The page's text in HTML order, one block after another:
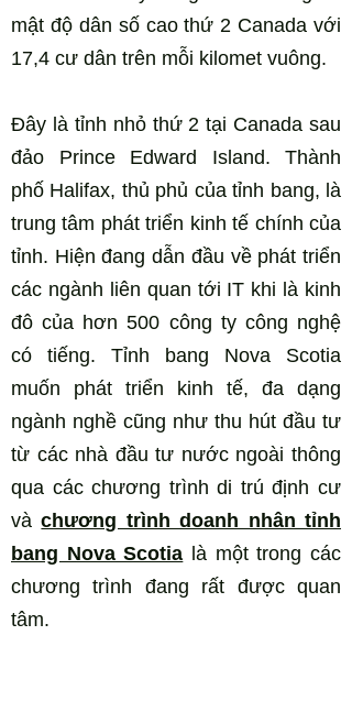
mật độ dân số cao thứ 2 Canada với
17,4 cư dân trên mỗi kilomet vuông.
Đây là tỉnh nhỏ thứ 2 tại Canada sau
đảo Prince Edward Island. Thành
phố Halifax, thủ phủ của tỉnh bang, là
trung tâm phát triển kinh tế chính của
tỉnh. Hiện đang dẫn đầu về phát triển
các ngành liên quan tới IT khi là kinh
đô của hơn 500 công ty công nghệ
có tiếng. Tỉnh bang Nova Scotia
muốn phát triển kinh tế, đa dạng
ngành nghề cũng như thu hút đầu tư
từ các nhà đầu tư nước ngoài thông
qua các chương trình di trú định cư
vàchương trình doanh nhân tỉnh
bang Nova Scotia là một trong các
chương trình đang rất được quan
tâm.